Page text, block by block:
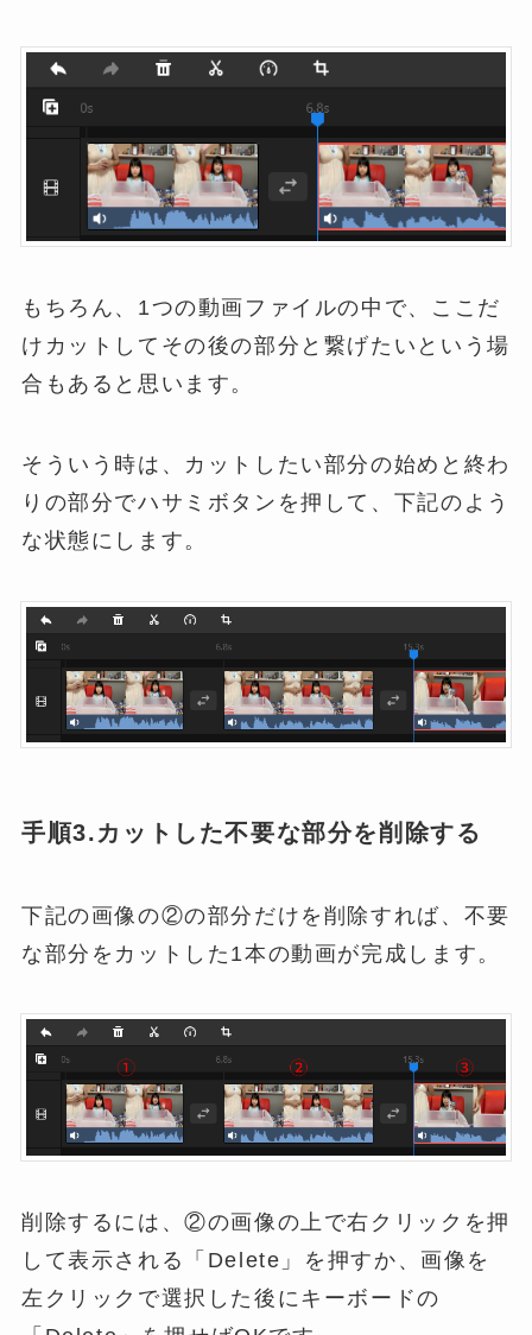
もちろん、1つの動画ファイルの中で、ここだ
けカットしてその後の部分と繋げたいという場
合もあると思います。
そういう時は、カットしたい部分の始めと終わ
りの部分でハサミボタンを押して、下記のよう
な状態にします。
手順3.カットした不要な部分を削除する
下記の画像の②の部分だけを削除すれば、不要
な部分をカットした1本の動画が完成します。
削除するには、②の画像の上で右クリックを押
して表示される「Delete」を押すか、画像を
左クリックで選択した後にキーボードの